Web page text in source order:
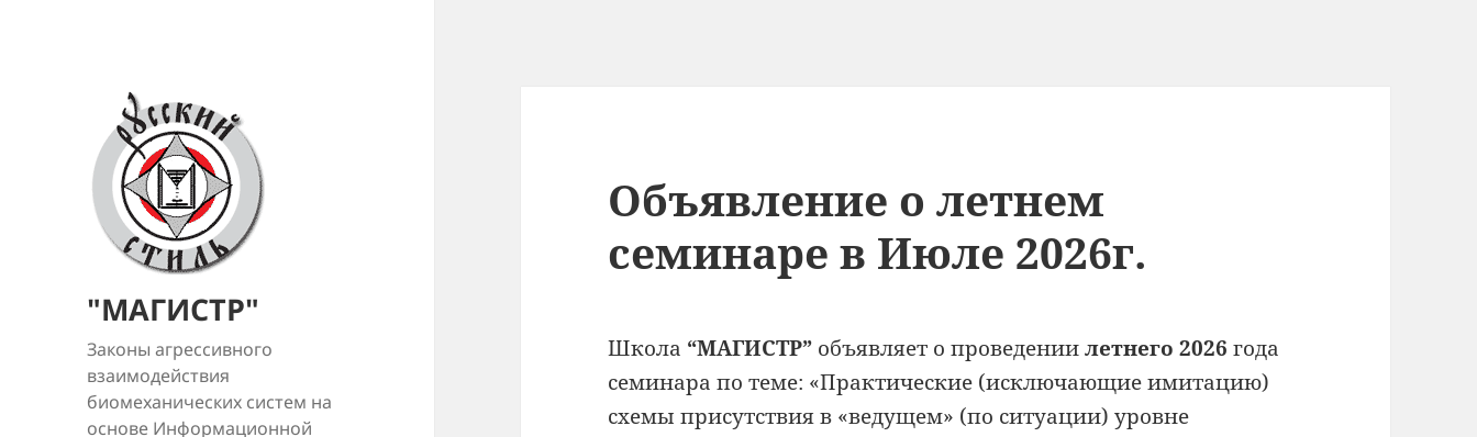
"МАГИСТР"
Законы агрессивного
взаимодействия
биомеханических систем на
основе Информационной
Объявление о летнем
семинаре в Июле 2026г.
Школа “МАГИСТР” объявляет о проведениилетнего 2026 года
семинара по теме: «Практические (исключающие имитацию)
схемы присутствия в «ведущем» (по ситуации) уровне